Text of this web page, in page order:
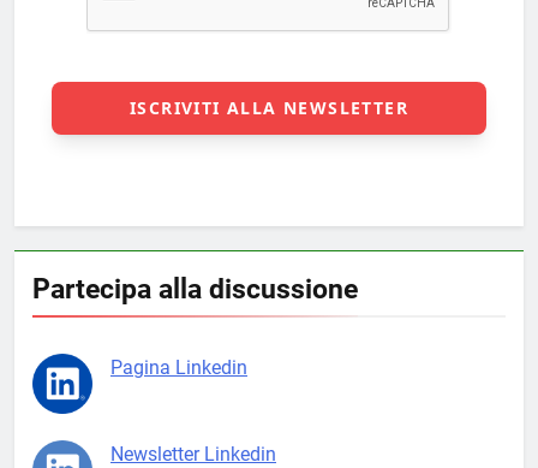
Partecipa alla discussione
Pagina Linkedin
Newsletter Linkedin